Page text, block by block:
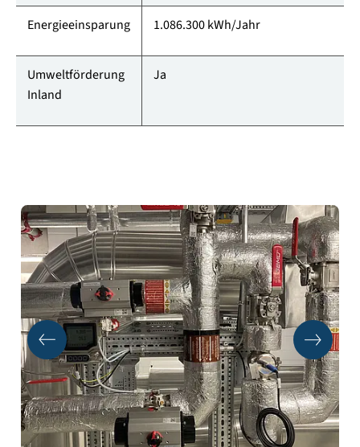
Energieeinsparung 1.086.300 kWh/Jahr
Umweltförderung
Inland
Ja